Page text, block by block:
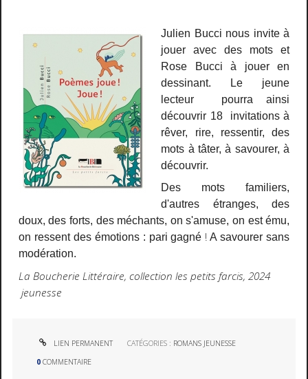
Julien Bucci nous invite à
jouer avec des mots et
Rose Bucci à jouer en
dessinant. Le jeune
lecteur pourra ainsi
découvrir 18 invitations à
rêver, rire, ressentir, des
mots à tâter, à savourer, à
découvrir.
Des mots familiers,
d'autres étranges, des
doux, des forts, des méchants, on s'amuse, on est ému,
on ressent des émotions : pari gagné ! A savourer sans
modération.
La Boucherie Littéraire, collection les petits farcis, 2024
jeunesse
LIEN PERMANENT CATÉGORIES : ROMANS JEUNESSE
0 COMMENTAIRE